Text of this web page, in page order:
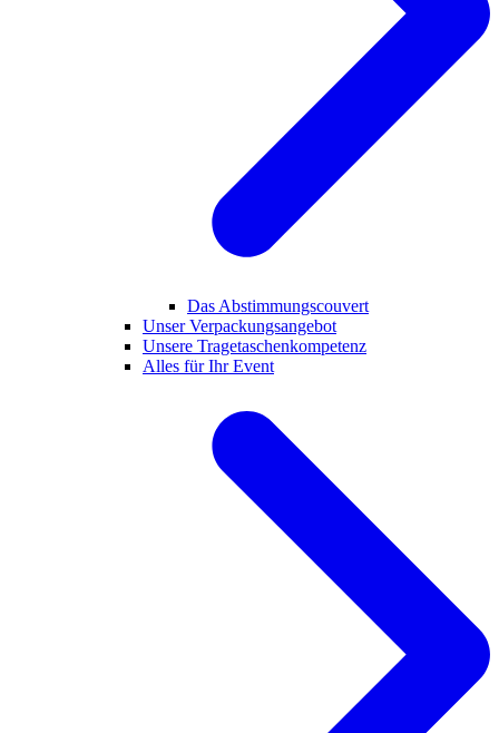
Das Abstimmungscouvert
Unser Verpackungsangebot
Unsere Tragetaschenkompetenz
Alles für Ihr Event